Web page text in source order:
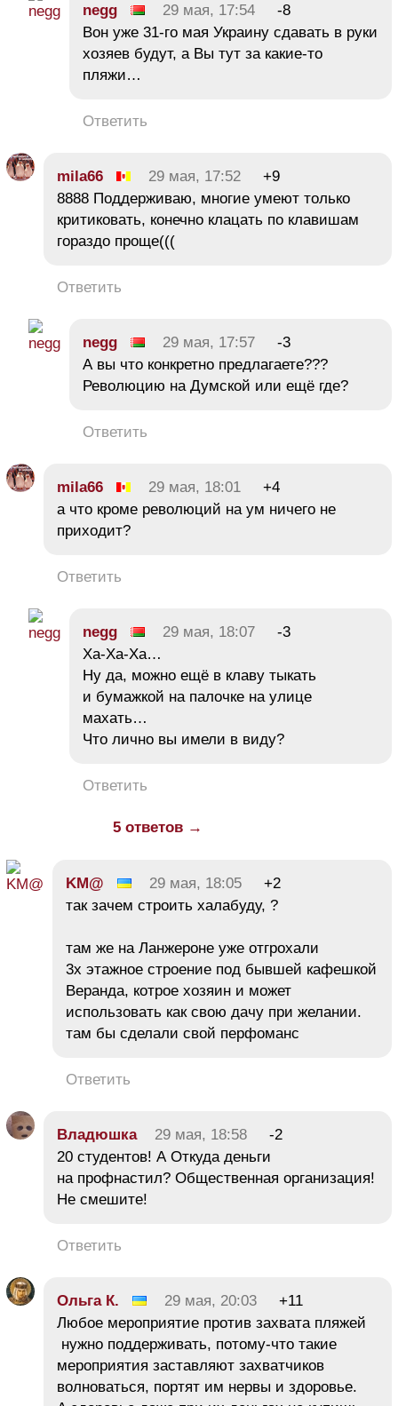
negg 29 мая, 17:54
-8
Вон уже 31-го мая Украину сдавать в руки
хозяев будут, а Вы тут за какие-то
пляжи…
Ответить
mila66 29 мая, 17:52
+9
8888 Поддерживаю, многие умеют только
критиковать, конечно клацать по клавишам
гораздо проще(((
Ответить
negg 29 мая, 17:57
-3
А вы что конкретно предлагаете???
Революцию на Думской или ещё где?
Ответить
mila66 29 мая, 18:01
+4
а что кроме революций на ум ничего не
приходит?
Ответить
negg 29 мая, 18:07
-3
Ха-Ха-Ха…
Ну да, можно ещё в клаву тыкать
и бумажкой на палочке на улице
махать…
Что лично вы имели в виду?
Ответить
5 ответов →
KM@ 29 мая, 18:05
+2
так зачем строить халабуду, ?
там же на Ланжероне уже отгрохали
3х этажное строение под бывшей кафешкой
Веранда, котрое хозяин и может
использовать как свою дачу при желании.
там бы сделали свой перфоманс
Ответить
Владюшка 29 мая, 18:58
-2
20 студентов! А Откуда деньги
на профнастил? Общественная организация!
Не смешите!
Ответить
Ольга К. 29 мая, 20:03
+11
Любое мероприятие против захвата пляжей
нужно поддерживать, потому-что такие
мероприятия заставляют захватчиков
волноваться, портят им нервы и здоровье.